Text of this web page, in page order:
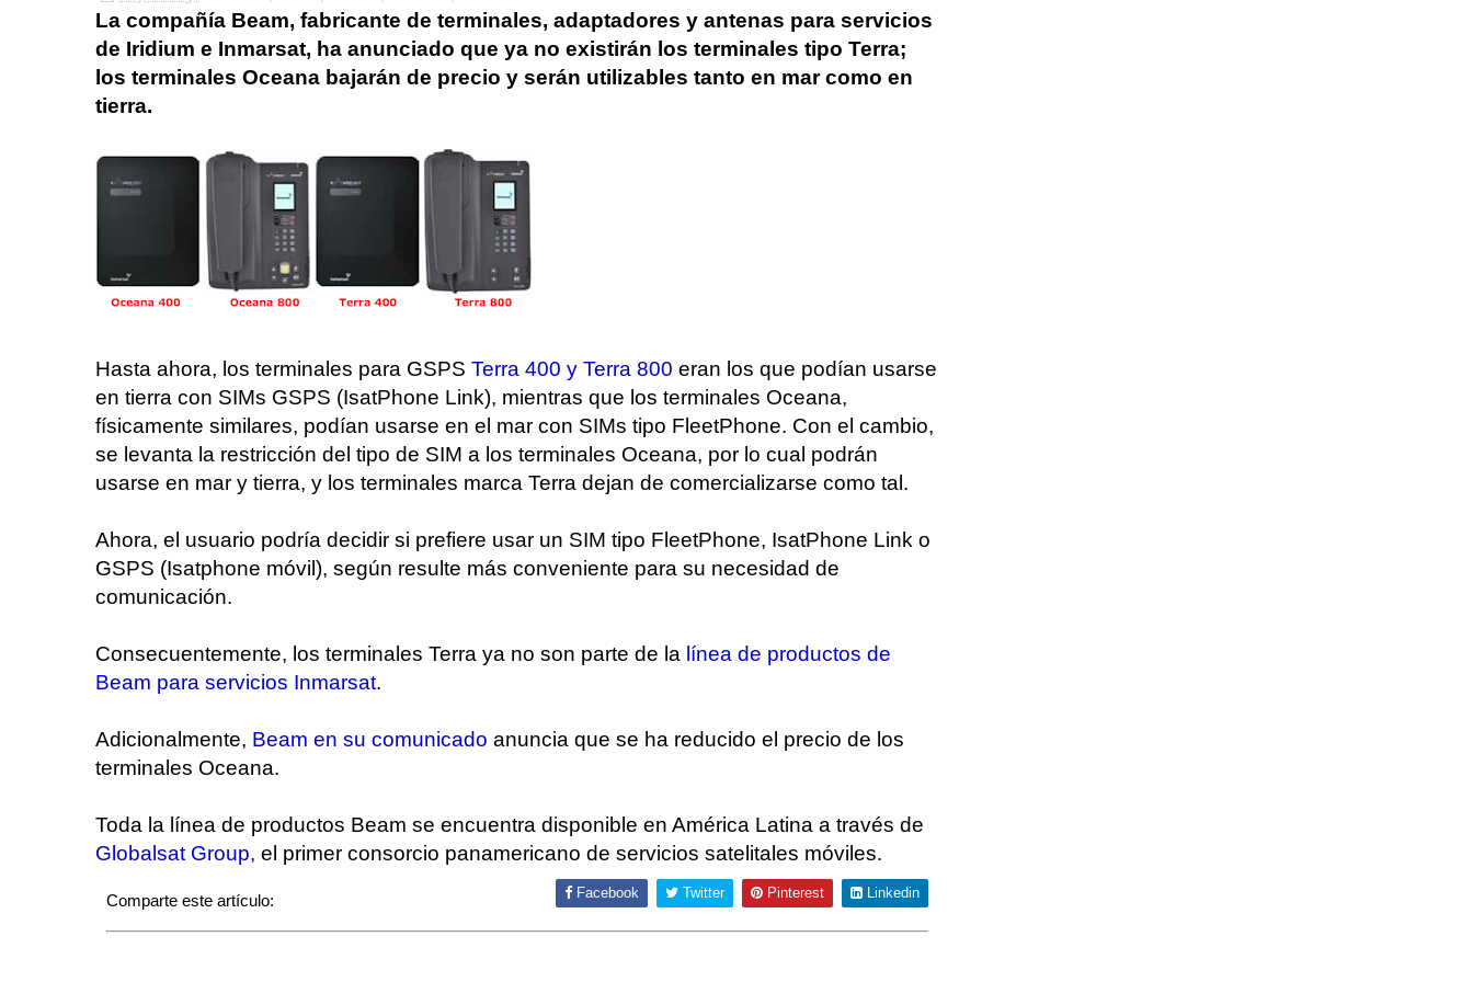
La compañía Beam, fabricante de terminales, adaptadores y antenas para servicios
de Iridium e Inmarsat, ha anunciado que ya no existirán los terminales tipo Terra;
los terminales Oceana bajarán de precio y serán utilizables tanto en mar como en
tierra.
Hasta ahora, los terminales para GSPS Terra 400 y Terra 800 eran los que podían usarse
en tierra con SIMs GSPS (IsatPhone Link), mientras que los terminales Oceana,
físicamente similares, podían usarse en el mar con SIMs tipo FleetPhone. Con el cambio,
se levanta la restricción del tipo de SIM a los terminales Oceana, por lo cual podrán
usarse en mar y tierra, y los terminales marca Terra dejan de comercializarse como tal.
Ahora, el usuario podría decidir si prefiere usar un SIM tipo FleetPhone, IsatPhone Link o
GSPS (Isatphone móvil), según resulte más conveniente para su necesidad de
comunicación.
Consecuentemente, los terminales Terra ya no son parte de la línea de productos de
Beam para servicios Inmarsat.
Adicionalmente, Beam en su comunicado anuncia que se ha reducido el precio de los
terminales Oceana.
Toda la línea de productos Beam se encuentra disponible en América Latina a través de
Globalsat Group, el primer consorcio panamericano de servicios satelitales móviles.
Comparte este artículo: Facebook Twitter Pinterest Linkedin